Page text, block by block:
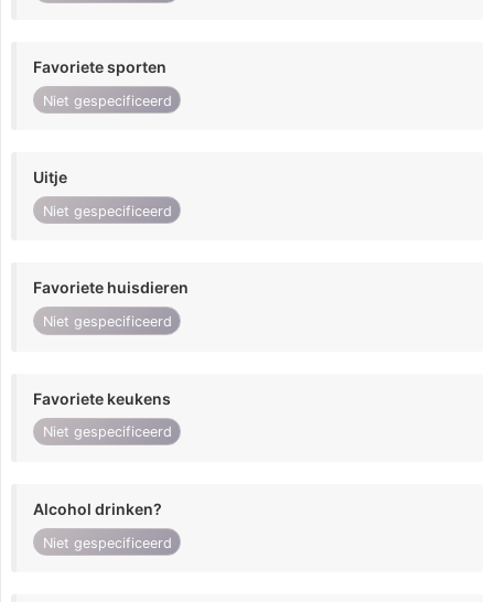
Favoriete sporten
Niet gespecificeerd
Uitje
Niet gespecificeerd
Favoriete huisdieren
Niet gespecificeerd
Favoriete keukens
Niet gespecificeerd
Alcohol drinken?
Niet gespecificeerd